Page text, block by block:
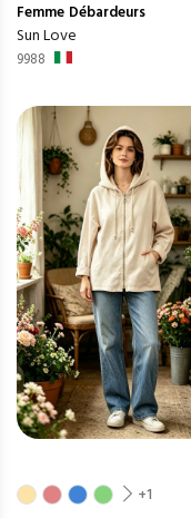
Femme Débardeurs
Sun Love
9988
+1